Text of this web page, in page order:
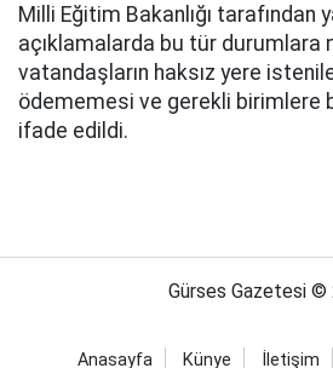
Milli Eğitim Bakanlığı tarafından
açıklamalarda bu tür durumlara
vatandaşların haksız yere
ödememesi ve gerekli birimlere
ifade edildi.
Gürses Gazetesi ©
Anasayfa Künye İletişim